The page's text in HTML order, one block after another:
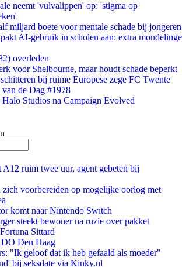
neemt 'vulvalippen' op: 'stigma op
miljard boete voor mentale schade bij jongeren
AI-gebruik in scholen aan: extra mondelinge
overleden
voor Shelbourne, maar houdt schade beperkt
bij ruime Europese zege FC Twente
van de Dag #1978
Studios na Campaign Evolved
ruim twee uur, agent gebeten bij
zich voorbereiden op mogelijke oorlog met
komt naar Nintendo Switch
steekt bewoner na ruzie over pakket
Sittard
Den Haag
"Ik geloof dat ik heb gefaald als moeder"
bij seksdate via Kinky.nl